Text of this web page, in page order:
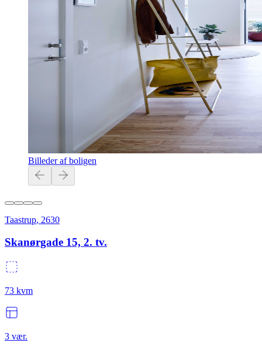
Billeder af boligen
Taastrup, 2630
Skanørgade 15, 2. tv.
73 kvm
3 vær.